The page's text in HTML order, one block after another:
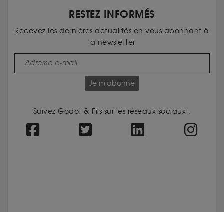
RESTEZ INFORMÉS
Recevez les dernières actualités en vous abonnant à
la newsletter
Je m'abonne
Suivez Godot & Fils sur les réseaux sociaux :